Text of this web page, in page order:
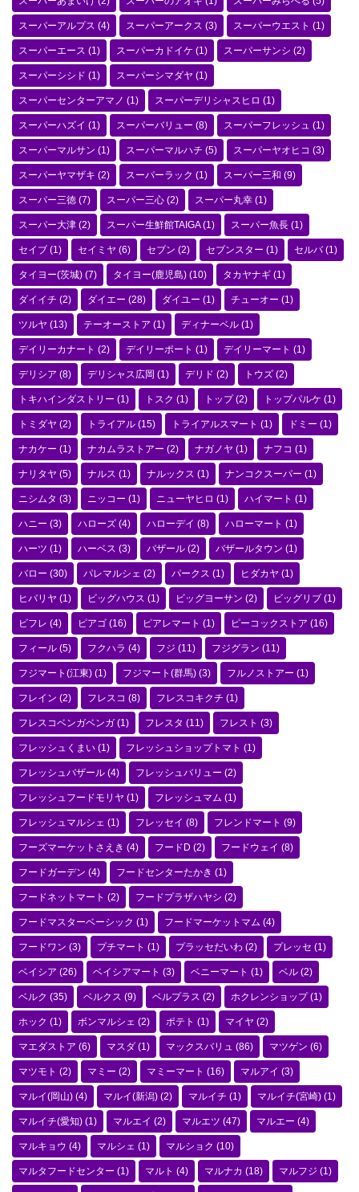
スーパーアルプス (4) スーパーアークス (3) スーパーウエスト (1)
スーパーエース (1) スーパーカドイケ (1) スーパーサンシ (2)
スーパーシシド (1) スーパーシマダヤ (1)
スーパーセンターアマノ (1) スーパーデリシャスヒロ (1)
スーパーハズイ (1) スーパーバリュー (8) スーパーフレッシュ (1)
スーパーマルサン (1) スーパーマルハチ (5) スーパーヤオヒコ (3)
スーパーヤマザキ (2) スーパーラック (1) スーパー三和 (9)
スーパー三徳 (7) スーパー三心 (2) スーパー丸幸 (1)
スーパー大津 (2) スーパー生鮮館TAIGA(1) スーパー魚長 (1)
セイブ (1) セイミヤ (6) セブン (2) セブンスター (1) セルバ(1)
タイヨー(茨城) (7) タイヨー(鹿児島) (10) タカヤナギ (1)
ダイイチ (2) ダイエー (28) ダイユー (1) チューオー (1)
ツルヤ (13) テーオーストア (1) ディナーベル (1)
デイリーカナート (2) デイリーポート (1) デイリーマート (1)
デリシア (8) デリシャス広岡 (1) デリド (2) トウズ (2)
トキハインダストリー (1) トスク (1) トップ(2) トップパルケ (1)
トミダヤ (2) トライアル (15) トライアルスマート (1) ドミー (1)
ナカケー (1) ナカムラストアー (2) ナガノヤ (1) ナフコ (1)
ナリタヤ (5) ナルス (1) ナルックス (1) ナンコクスーパー (1)
ニシムタ (3) ニッコー (1) ニューヤヒロ (1) ハイマート (1)
ハニー (3) ハローズ (4) ハローデイ (8) ハローマート (1)
ハーツ (1) ハーベス (3) バザール (2) バザールタウン (1)
バロー (30) パレマルシェ (2) パークス (1) ヒダカヤ (1)
ヒバリヤ (1) ビッグハウス (1) ビッグヨーサン (2) ビッグリブ (1)
ビフレ (4) ピアゴ (16) ピアレマート (1) ピーコックストア (16)
フィール (5) フクハラ (4) フジ (11) フジグラン (11)
フジマート(江東) (1) フジマート(群馬) (3) フルノストアー (1)
フレイン (2) フレスコ (8) フレスコキクチ (1)
フレスコベンガベンガ (1) フレスタ (11) フレスト (3)
フレッシュくまい (1) フレッシュショップトマト (1)
フレッシュバザール (4) フレッシュバリュー (2)
フレッシュフードモリヤ (1) フレッシュマム (1)
フレッシュマルシェ (1) フレッセイ (8) フレンドマート (9)
フーズマーケットさえき (4) フードD (2) フードウェイ (8)
フードガーデン (4) フードセンターたかき (1)
フードネットマート (2) フードプラザハヤシ (2)
フードマスターベーシック (1) フードマーケットマム (4)
フードワン (3) プチマート (1) プラッセだいわ (2) プレッセ (1)
ベイシア (26) ベイシアマート (3) ベニーマート (1) ベル (2)
ベルク (35) ベルクス (9) ベルプラス (2) ホクレンショップ(1)
ホック (1) ボンマルシェ (2) ポテト (1) マイヤ (2)
マエダストア (6) マスダ (1) マックスバリュ (86) マツゲン (6)
マツモト (2) マミー (2) マミーマート (16) マルアイ (3)
マルイ(岡山) (4) マルイ(新潟) (2) マルイチ (1) マルイチ(宮崎) (1)
マルイチ(愛知) (1) マルエイ (2) マルエツ (47) マルエー (4)
マルキョウ (4) マルシェ (1) マルショク (10)
マルタフードセンター (1) マルト (4) マルナカ (18) マルフジ (1)